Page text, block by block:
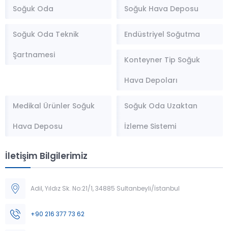
Soğuk Oda Soğuk Hava Deposu
Soğuk Oda Teknik
Şartnamesi
Endüstriyel Soğutma
Konteyner Tip Soğuk
Hava Depoları
Medikal Ürünler Soğuk
Hava Deposu
Soğuk Oda Uzaktan
İzleme Sistemi
İletişim Bilgilerimiz
Adil, Yıldız Sk. No:21/1, 34885 Sultanbeyli/İstanbul
+90 216 377 73 62
Müşteri Temsilcisi